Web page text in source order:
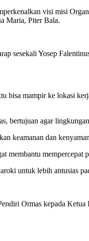
visi misi
Maria, Piter Bala.
sesekali Yosep
mampir ke lokasi
bertujuan agar
keamanan dan
membantu mempercepat
untuk lebih antusias
Ormas kepada